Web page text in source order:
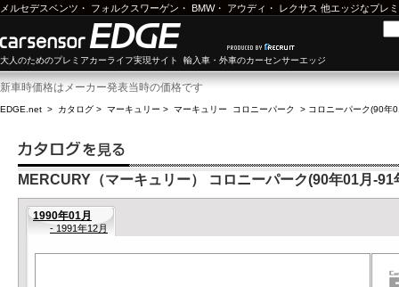
メルセデスベンツ ・ フォルクスワーゲン ・ BMW・ アウディ ・ レクサス 他エッジなプレ
大人のためのプレミアカーライフ実現サイト 輸入車・外車のカーセンサーエッジ
新車時価格はメーカー発表当時の価格です
EDGE.net > カタログ > マーキュリー > マーキュリー コロニーパーク > コロニーパーク(90年
MERCURY（マーキュリー） コロニーパーク(90年01月-91
1990年01月
- 1991年12月